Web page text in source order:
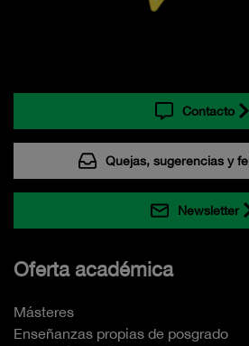
Contacto
Quejas, sugerencias y
Newsletter
Oferta académica
Másteres
Enseñanzas propias de posgrado